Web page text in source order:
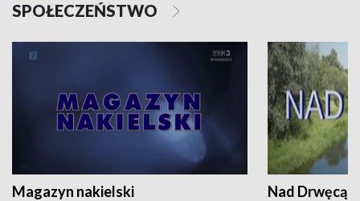
SPOŁECZEŃSTWO
Magazyn nakielski Nad Drwęcą